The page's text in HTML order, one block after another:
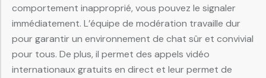
comportement inapproprié, vous pouvez le signaler
immédiatement. L’équipe de modération travaille dur
pour garantir un environnement de chat sûr et convivial
pour tous. De plus, il permet des appels vidéo
internationaux gratuits en direct et leur permet de